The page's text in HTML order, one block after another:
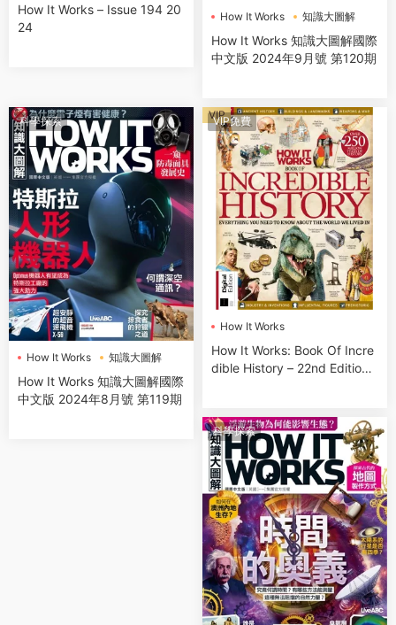
How It Works – Issue 194 20
24
How It Works 知識大圖解
How It Works 知識大圖解國際
中文版 2024年9月號 第120期
科學探索
How It Works 知識大圖解
How It Works 知識大圖解國際
中文版 2024年8月號 第119期
VIP免費
How It Works
How It Works: Book Of Incre
dible History – 22nd Edition
VIP
科學探索